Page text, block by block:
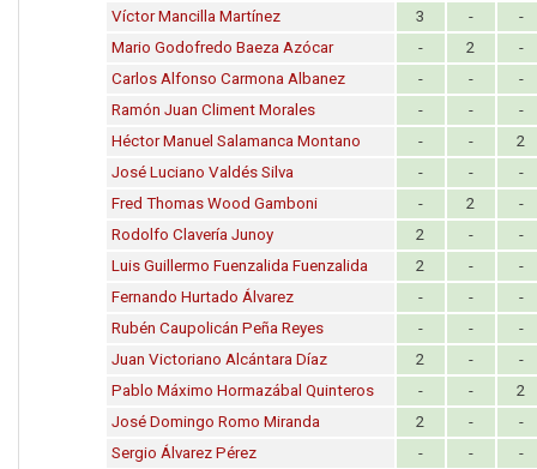
Víctor Mancilla Martínez
3 -
-
Mario Godofredo Baeza Azócar
- 2
-
Carlos Alfonso Carmona Albanez
- -
-
Ramón Juan Climent Morales
- -
-
Héctor Manuel Salamanca Montano
- -
2
José Luciano Valdés Silva
- -
-
Fred Thomas Wood Gamboni
- 2
-
Rodolfo Clavería Junoy
2 -
-
Luis Guillermo Fuenzalida Fuenzalida
2 -
-
Fernando Hurtado Álvarez
- -
-
Rubén Caupolicán Peña Reyes
- -
-
Juan Victoriano Alcántara Díaz
2 -
-
Pablo Máximo Hormazábal Quinteros
- -
2
José Domingo Romo Miranda
2 -
-
Sergio Álvarez Pérez
- -
-